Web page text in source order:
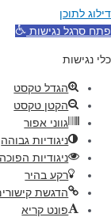
דילוג לתוכן
פתח סרגל נגישות
כלי נגישות
הגדל טקסט
הקטן טקסט
גווני אפור
ניגודיות גבוהה
ניגודיות הפוכה
רקע בהיר
הדגשת
פונט קריא